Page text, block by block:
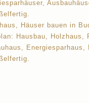
Häuser bauen in
Hausbau, Holzhaus,
Energiesparhaus,